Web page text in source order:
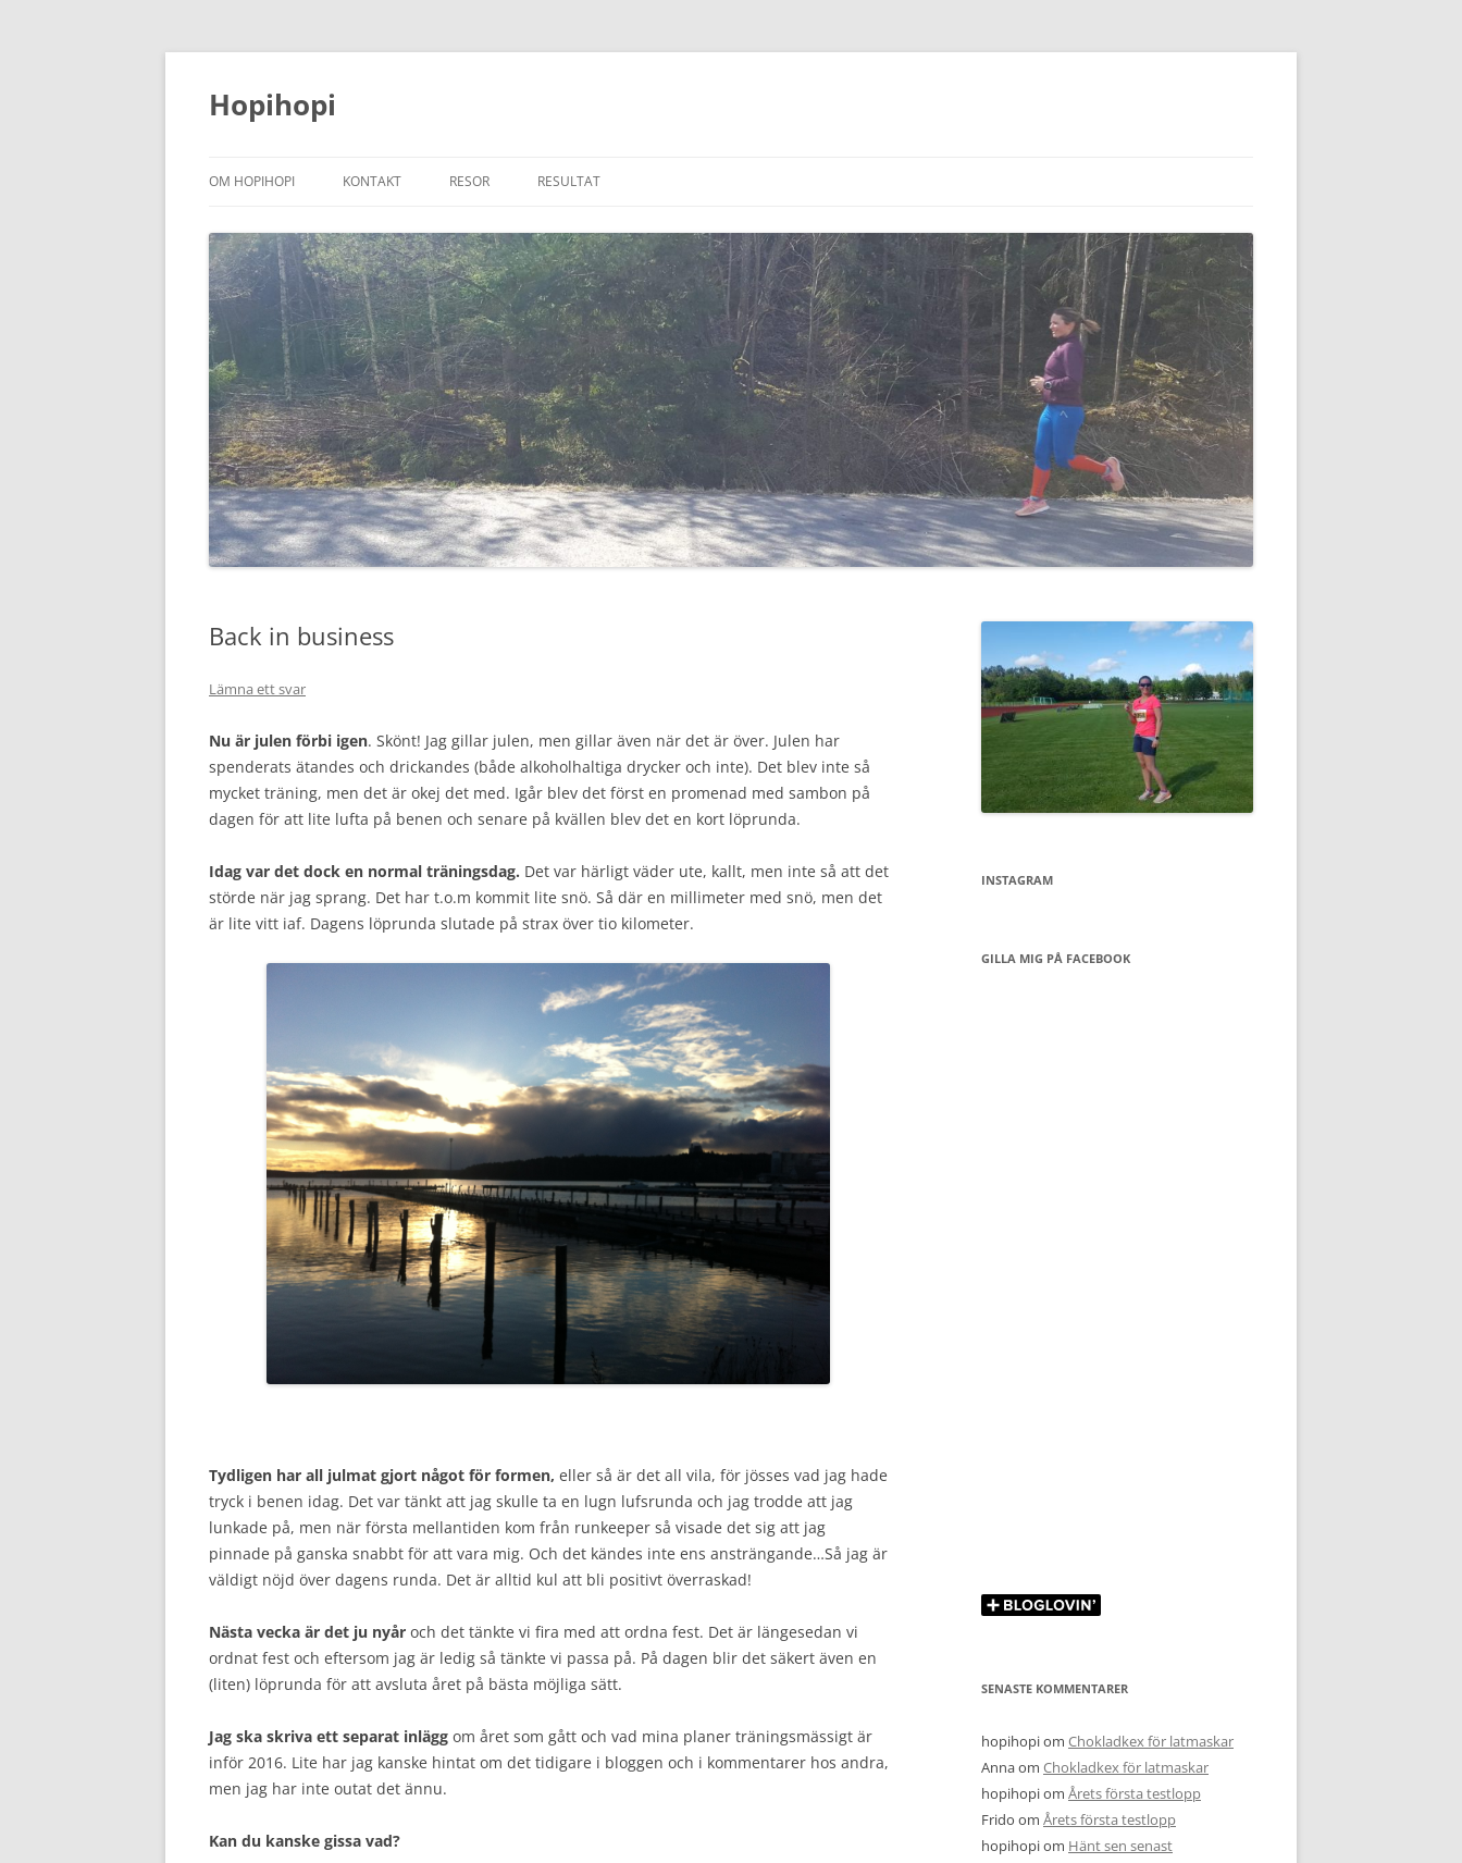
Hoppa
Hopihopi
OM HOPIHOPI KONTAKT RESOR RESULTAT
Back in business
Lämna ett svar
Nu är julen förbi igen. Skönt! Jag gillar julen, men gillar även när det är över. Julen har
spenderats ätandes och drickandes (både alkoholhaltiga drycker och inte). Det blev inte så
mycket träning, men det är okej det med. Igår blev det först en promenad med sambon på
dagen för att lite lufta på benen och senare på kvällen blev det en kort löprunda.
Idag var det dock en normal träningsdag. Det var härligt väder ute, kallt, men inte så att det
störde när jag sprang. Det har t.o.m kommit lite snö. Så där en millimeter med snö, men det
är lite vitt iaf. Dagens löprunda slutade på strax över tio kilometer.
Tydligen har all julmat gjort något för formen, eller så är det all vila, för jösses vad jag hade
tryck i benen idag. Det var tänkt att jag skulle ta en lugn lufsrunda och jag trodde att jag
lunkade på, men när första mellantiden kom från runkeeper så visade det sig att jag
pinnade på ganska snabbt för att vara mig. Och det kändes inte ens ansträngande…Så jag är
väldigt nöjd över dagens runda. Det är alltid kul att bli positivt överraskad!
Nästa vecka är det ju nyår och det tänkte vi fira med att ordna fest. Det är längesedan vi
ordnat fest och eftersom jag är ledig så tänkte vi passa på. På dagen blir det säkert även en
(liten) löprunda för att avsluta året på bästa möjliga sätt.
Jag ska skriva ett separat inlägg om året som gått och vad mina planer träningsmässigt är
inför 2016. Lite har jag kanske hintat om det tidigare i bloggen och i kommentarer hos andra,
men jag har inte outat det ännu.
Kan du kanske gissa vad?
INSTAGRAM
GILLA MIG PÅ FACEBOOK
SENASTE KOMMENTARER
hopihopiom Chokladkex för latmaskar
Annaom Chokladkex för latmaskar
hopihopiom Årets första testlopp
Frido om Årets första testlopp
hopihopiom Hänt sen senast